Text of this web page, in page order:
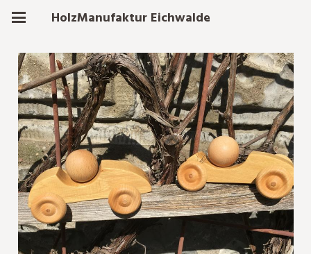
HolzManufaktur Eichwalde
Holz zum Spielen
Kleine Autos, große Autos,
Roadrunner, Boote, Steckspiele,
Zauberstab und vieles mehr.